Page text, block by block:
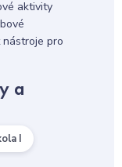
aktivity
pro
a
I